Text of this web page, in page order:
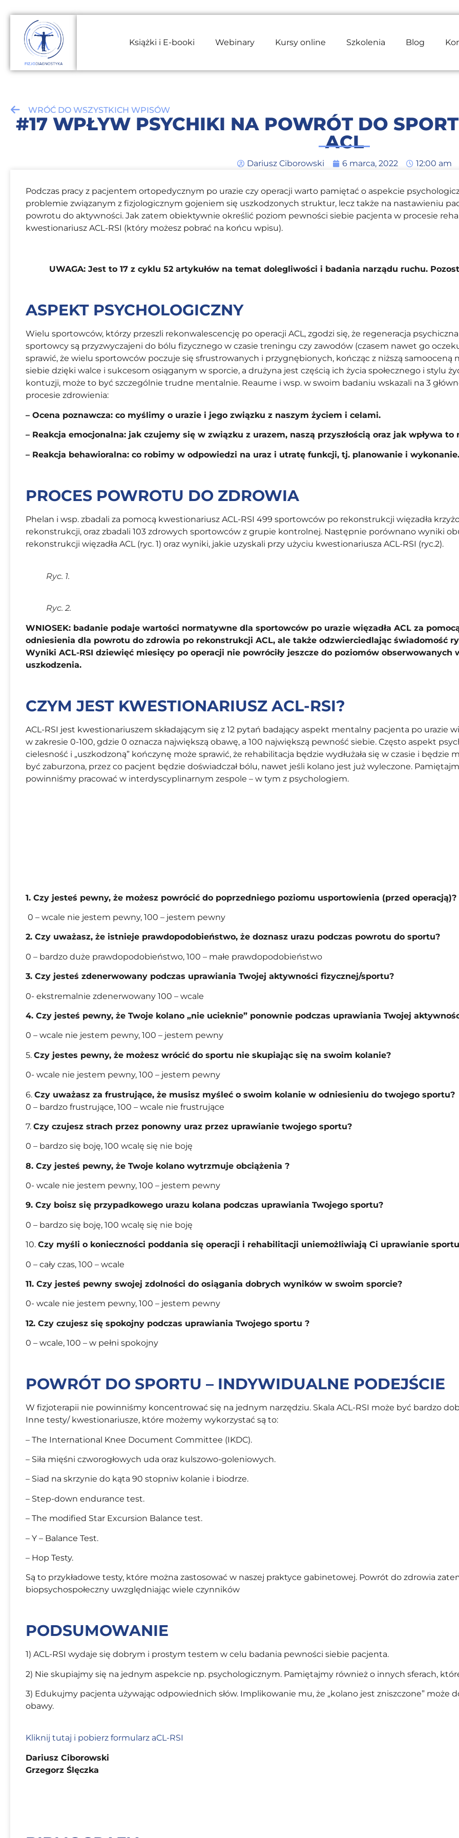
Książki i E-booki Webinary Kursy online Szkolenia Blog
WRÓĆ DO WSZYSTKICH WPISÓW
#17 WPŁYW PSYCHIKI NA POWRÓT DO
ACL
Dariusz Ciborowski 6 marca, 2022 12:00 am
Podczas pracy z pacjentem ortopedycznym po urazie czy operacji warto pamiętać o aspekcie
problemie związanym z fizjologicznym gojeniem się uszkodzonych struktur, lecz także na nastawieniu
powrotu do aktywności. Jak zatem obiektywnie określić poziom pewności siebie pacjenta w procesie
kwestionariusz ACL-RSI (który możesz pobrać na końcu wpisu).
UWAGA: Jest to 17 z cyklu 52 artykułów na temat dolegliwości i badania narządu ruchu.
ASPEKT PSYCHOLOGICZNY
Wielu sportowców, którzy przeszli rekonwalescencję po operacji ACL, zgodzi się, że regeneracja
sportowcy są przyzwyczajeni do bólu fizycznego w czasie treningu czy zawodów (czasem nawet go
sprawić, że wielu sportowców poczuje się sfrustrowanych i przygnębionych, kończąc z niższą
siebie dzięki walce i sukcesom osiąganym w sporcie, a drużyna jest częścią ich życia społecznego i stylu
kontuzji, może to być szczególnie trudne mentalnie. Reaume i wsp. w swoim badaniu wskazali na 3
procesie zdrowienia:
– Ocena poznawcza: co myślimy o urazie i jego związku z naszym życiem i celami.
– Reakcja emocjonalna: jak czujemy się w związku z urazem, naszą przyszłością oraz jak wpływa
– Reakcja behawioralna: co robimy w odpowiedzi na uraz i utratę funkcji, tj. planowanie i wykonanie.
PROCES POWROTU DO ZDROWIA
Phelan i wsp. zbadali za pomocą kwestionariusz ACL-RSI 499 sportowców po rekonstrukcji więzadła
rekonstrukcji, oraz zbadali 103 zdrowych sportowców z grupie kontrolnej. Następnie porównano wyniki
rekonstrukcji więzadła ACL (ryc. 1) oraz wyniki, jakie uzyskali przy użyciu kwestionariusza ACL-RSI (ryc.2).
Ryc. 1.
Ryc. 2.
WNIOSEK: badanie podaje wartości normatywne dla sportowców po urazie więzadła ACL za
odniesienia dla powrotu do zdrowia po rekonstrukcji ACL, ale także odzwierciedlając świadomość
Wyniki ACL-RSI dziewięć miesięcy po operacji nie powróciły jeszcze do poziomów
uszkodzenia.
CZYM JEST KWESTIONARIUSZ ACL-RSI?
ACL-RSI jest kwestionariuszem składającym się z 12 pytań badający aspekt mentalny pacjenta po urazie
w zakresie 0-100, gdzie 0 oznacza największą obawę, a 100 największą pewność siebie. Często aspekt
cielesność i „uszkodzoną” kończynę może sprawić, że rehabilitacja będzie wydłużała się w czasie i
być zaburzona, przez co pacjent będzie doświadczał bólu, nawet jeśli kolano jest już wyleczone.
powinniśmy pracować w interdyscyplinarnym zespole – w tym z psychologiem.
1. Czy jesteś pewny, że możesz powrócić do poprzedniego poziomu usportowienia (przed operacją)?
0 – wcale nie jestem pewny, 100 – jestem pewny
2. Czy uważasz, że istnieje prawdopodobieństwo, że doznasz urazu podczas powrotu do sportu?
0 – bardzo duże prawdopodobieństwo, 100 – małe prawdopodobieństwo
3. Czy jesteś zdenerwowany podczas uprawiania Twojej aktywności fizycznej/sportu?
0- ekstremalnie zdenerwowany 100 – wcale
4. Czy jesteś pewny, że Twoje kolano „nie ucieknie” ponownie podczas uprawiania Twojej
0 – wcale nie jestem pewny, 100 – jestem pewny
5. Czy jestes pewny, że możesz wrócić do sportu nie skupiając się na swoim kolanie?
0- wcale nie jestem pewny, 100 – jestem pewny
6. Czy uważasz za frustrujące, że musisz myśleć o swoim kolanie w odniesieniu do twojego sportu?
0 – bardzo frustrujące, 100 – wcale nie frustrujące
7. Czy czujesz strach przez ponowny uraz przez uprawianie twojego sportu?
0 – bardzo się boję, 100 wcalę się nie boję
8. Czy jesteś pewny, że Twoje kolano wytrzmuje obciążenia ?
0- wcale nie jestem pewny, 100 – jestem pewny
9. Czy boisz się przypadkowego urazu kolana podczas uprawiania Twojego sportu?
0 – bardzo się boję, 100 wcalę się nie boję
10. Czy myśli o konieczności poddania się operacji i rehabilitacji uniemożliwiają Ci uprawianie
0 – cały czas, 100 – wcale
11. Czy jesteś pewny swojej zdolności do osiągania dobrych wyników w swoim sporcie?
0- wcale nie jestem pewny, 100 – jestem pewny
12. Czy czujesz się spokojny podczas uprawiania Twojego sportu ?
0 – wcale, 100 – w pełni spokojny
POWRÓT DO SPORTU – INDYWIDUALNE PODEJŚCIE
W fizjoterapii nie powinniśmy koncentrować się na jednym narzędziu. Skala ACL-RSI może być bardzo
Inne testy/ kwestionariusze, które możemy wykorzystać są to:
– The International Knee Document Committee (IKDC).
– Siła mięśni czworogłowych uda oraz kulszowo-goleniowych.
– Siad na skrzynie do kąta 90 stopniw kolanie i biodrze.
– Step-down endurance test.
– The modified Star Excursion Balance test.
– Y – Balance Test.
– Hop Testy.
Są to przykładowe testy, które można zastosować w naszej praktyce gabinetowej. Powrót do zdrowia
biopsychospołeczny uwzględniając wiele czynników
PODSUMOWANIE
1) ACL-RSI wydaje się dobrym i prostym testem w celu badania pewności siebie pacjenta.
2) Nie skupiajmy się na jednym aspekcie np. psychologicznym. Pamiętajmy również o innych sferach,
3) Edukujmy pacjenta używając odpowiednich słów. Implikowanie mu, że „kolano jest zniszczone”
obawy.
Kliknij tutaj i pobierz formularz aCL-RSI
Dariusz Ciborowski
Grzegorz Ślęczka